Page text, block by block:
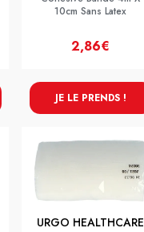
10cm Sans Latex
2,86€
JE LE PRENDS !
URGO HEALTHCARE